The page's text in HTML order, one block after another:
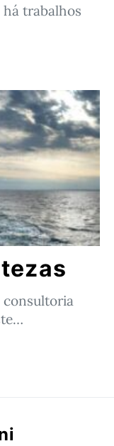
trabalhos
consultoria